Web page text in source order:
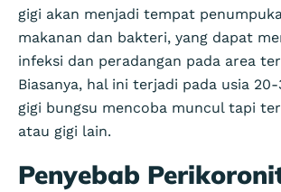
gigi akan menjadi tempat
makanan dan bakteri, yang dapat
infeksi dan peradangan pada area
Biasanya, hal ini terjadi pada usia
gigi bungsu mencoba muncul tapi
atau gigi lain.
Penyebab